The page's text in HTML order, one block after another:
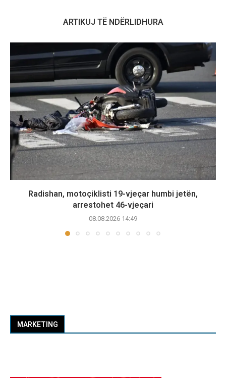
ARTIKUJ TË NDËRLIDHURA
Radishan, motoçiklisti 19-vjeçar humbi jetën,
arrestohet 46-vjeçari
08.08.2026 14:49
MARKETING